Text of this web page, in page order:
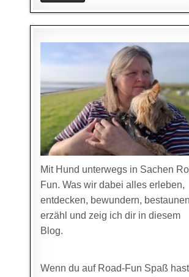
Mit Hund unterwegs in Sachen
Fun. Was wir dabei alles erleben,
entdecken, bewundern,
erzähl und zeig ich dir in diesem
Blog.
Wenn du auf Road-Fun Spaß hast